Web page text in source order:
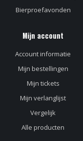
Bierproefavonden
Mijn account
Account informatie
Mijn bestellingen
Mijn tickets
Mijn verlanglijst
Vergelijk
Alle producten